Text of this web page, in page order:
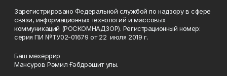
Зарегистрировано Федеральной службой по надзору в сфере
связи, информационных технологий и массовых
коммуникаций (РОСКОМНАДЗОР). Регистрационный номер:
серия ПИ №ТУ02-01679 от 22 июля 2019 г.
Баш мөхәррир
Мансуров Рәмил Ғәбдрәшит улы.